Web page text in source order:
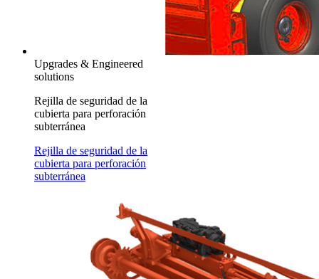
Upgrades & Engineered
solutions
Rejilla de seguridad de la
cubierta para perforación
subterránea
Rejilla de seguridad de la
cubierta para perforación
subterránea